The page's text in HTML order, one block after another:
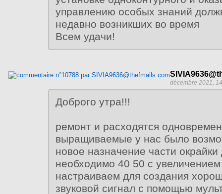
управлению особых знаний
недавно возникших во время
Всем удачи!
décembre 2021,
Доброго утра!!!
ремонт и расходятся
выращиваемые у нас было
новое назначение части
необходимо 40 50 с увеличением
настраиваем для создания
звуковой сигнал с помощью